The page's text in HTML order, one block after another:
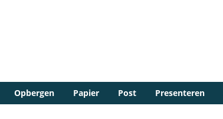
Opbergen Papier Post Presenteren